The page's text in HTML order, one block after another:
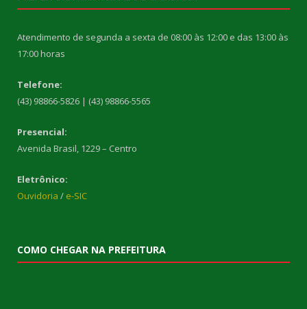
Atendimento de segunda a sexta de 08:00 às 12:00 e das 13:00 às
17:00 horas
Telefone:
(43) 98866-5826 | (43) 98866-5565
Presencial:
Avenida Brasil, 1229 – Centro
Eletrônico:
Ouvidoria / e-SIC
COMO CHEGAR NA PREFEITURA